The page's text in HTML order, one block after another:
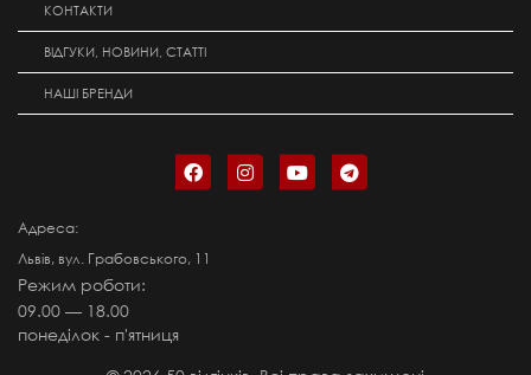
КОНТАКТИ
ВІДГУКИ, НОВИНИ, СТАТТІ
НАШІ БРЕНДИ
Адреса:
Львів, вул. Грабовського, 11
Режим роботи:
09.00 — 18.00
понеділок - п'ятниця